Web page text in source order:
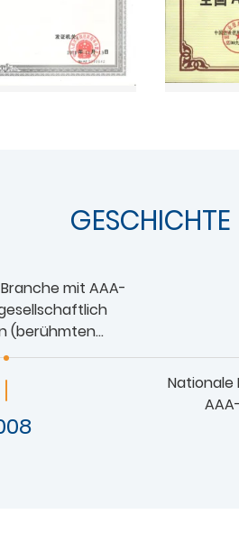
GESCHICHTE
mit AAA-
(berühmten